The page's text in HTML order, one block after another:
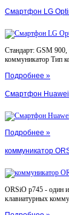
Смартфон LG
Стандарт: GSM
коммуникатор Тип
Подробнее »
Смартфон Huawei
Подробнее »
коммуникатор
ORSiO p745 - один
клавиатурных